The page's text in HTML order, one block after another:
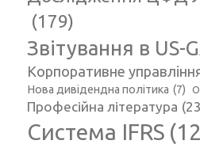
(179)
Звітування в US-
Корпоративне
Нова дивідендна політика (7)
Професійна література
Система IFRS